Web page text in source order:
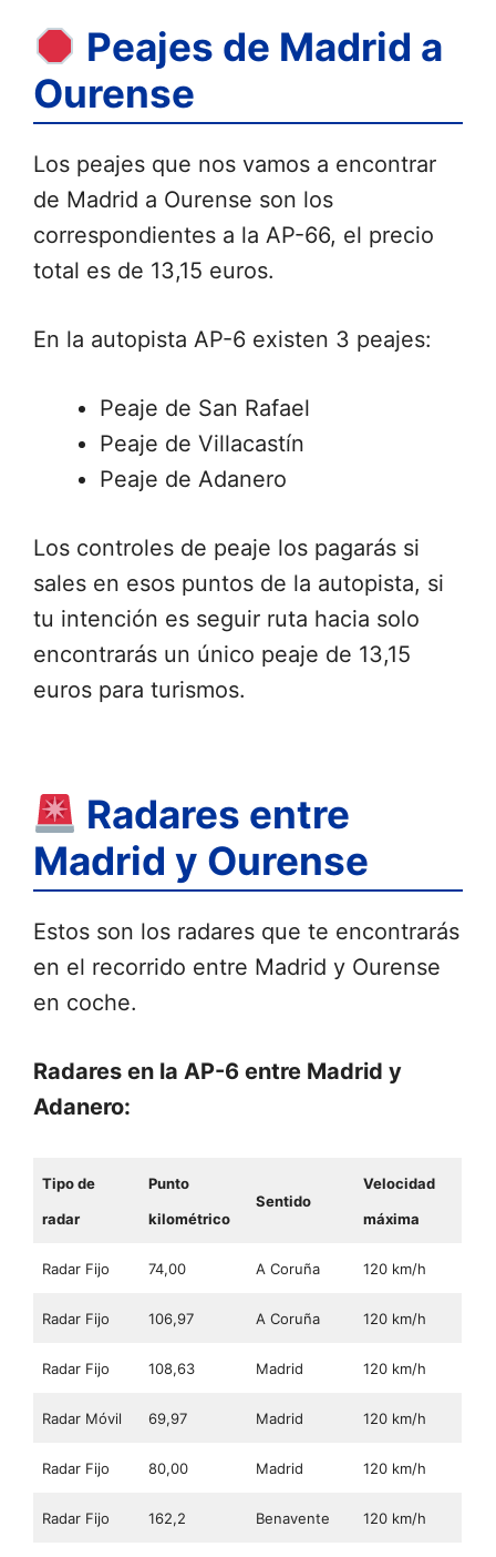
Peajes de Madrid a
Ourense
Los peajes que nos vamos a encontrar
de Madrid a Ourense son los
correspondientes a la AP-66, el precio
total es de 13,15 euros.
En la autopista AP-6 existen 3 peajes:
Peaje de San Rafael
Peaje de Villacastín
Peaje de Adanero
Los controles de peaje los pagarás si
sales en esos puntos de la autopista, si
tu intención es seguir ruta hacia solo
encontrarás un único peaje de 13,15
euros para turismos.
Radares entre
Madrid y Ourense
Estos son los radares que te encontrarás
en el recorrido entre Madrid y Ourense
en coche.
Radares en la AP-6 entre Madrid y
Adanero:
Tipo de
radar
Punto
kilométrico
Sentido
Velocidad
máxima
Radar Fijo 74,00 A Coruña 120 km/h
Radar Fijo 106,97 A Coruña 120 km/h
Radar Fijo 108,63 Madrid 120 km/h
Radar Móvil 69,97 Madrid 120 km/h
Radar Fijo 80,00 Madrid 120 km/h
Radar Fijo 162,2 Benavente 120 km/h